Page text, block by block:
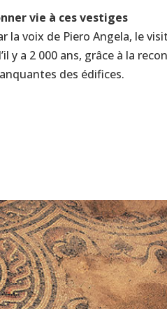
vie à ces vestiges
la voix de Piero Angela, le
y a 2 000 ans, grâce à la
des édifices.